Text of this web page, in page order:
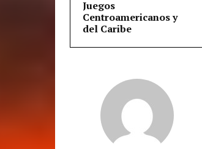
Juegos
Centroamericanos y
del Caribe